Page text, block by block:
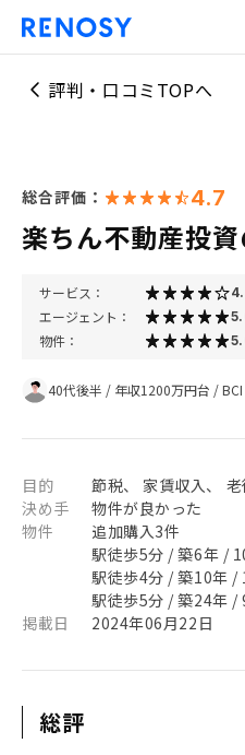
評判・口コミTOPへ
総合評価： 4.7
楽ちん不動産投
サービス：
エージェント：
物件：
40代後半 / 年収1200万円台 /BCI
目的
節税、 家賃収入、
決め手
物件が良かった
物件
追加購入3件
駅徒歩5分 / 築6年 /
駅徒歩4分 / 築10年 /
駅徒歩5分 / 築24年 /
掲載日
2024年06月22日
総評